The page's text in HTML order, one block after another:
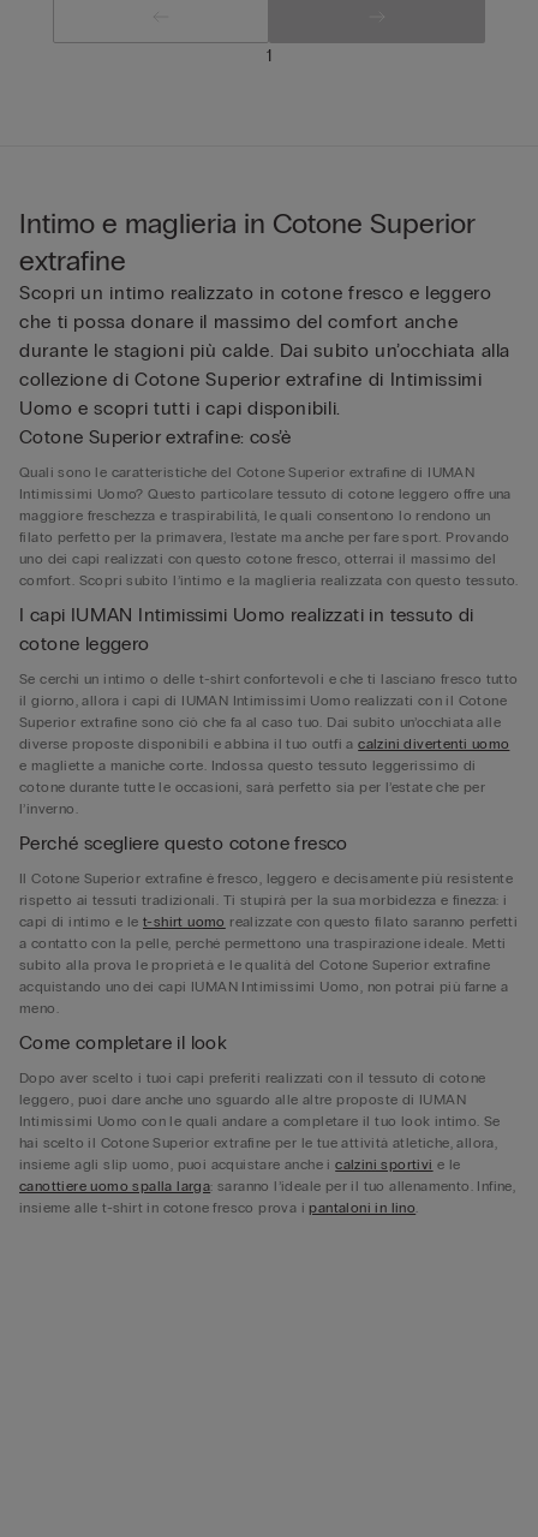
1
Intimo e maglieria in Cotone Superior
extrafine
Scopri un intimo realizzato in cotone fresco e leggero
che ti possa donare il massimo del comfort anche
durante le stagioni più calde. Dai subito un’occhiata alla
collezione di Cotone Superior extrafine di Intimissimi
Uomo e scopri tutti i capi disponibili.
Cotone Superior extrafine: cos’è
Quali sono le caratteristiche del Cotone Superior extrafine di IUMAN
Intimissimi Uomo? Questo particolare tessuto di cotone leggero offre una
maggiore freschezza e traspirabilità, le quali consentono lo rendono un
filato perfetto per la primavera, l’estate ma anche per fare sport. Provando
uno dei capi realizzati con questo cotone fresco, otterrai il massimo del
comfort. Scopri subito l’intimo e la maglieria realizzata con questo tessuto.
I capi IUMAN Intimissimi Uomo realizzati in tessuto di
cotone leggero
Se cerchi un intimo o delle t-shirt confortevoli e che ti lasciano fresco tutto
il giorno, allora i capi di IUMAN Intimissimi Uomo realizzati con il Cotone
Superior extrafine sono ciò che fa al caso tuo. Dai subito un’occhiata alle
diverse proposte disponibili e abbina il tuo outfi acalzini divertenti uomo
e magliette a maniche corte. Indossa questo tessuto leggerissimo di
cotone durante tutte le occasioni, sarà perfetto sia per l’estate che per
l’inverno.
Perché scegliere questo cotone fresco
Il Cotone Superior extrafine è fresco, leggero e decisamente più resistente
rispetto ai tessuti tradizionali. Ti stupirà per la sua morbidezza e finezza: i
capi di intimo e let-shirt uomo realizzate con questo filato saranno perfetti
a contatto con la pelle, perché permettono una traspirazione ideale. Metti
subito alla prova le proprietà e le qualità del Cotone Superior extrafine
acquistando uno dei capi IUMAN Intimissimi Uomo, non potrai più farne a
meno.
Come completare il look
Dopo aver scelto i tuoi capi preferiti realizzati con il tessuto di cotone
leggero, puoi dare anche uno sguardo alle altre proposte di IUMAN
Intimissimi Uomo con le quali andare a completare il tuo look intimo. Se
hai scelto il Cotone Superior extrafine per le tue attività atletiche, allora,
insieme agli slip uomo, puoi acquistare anche icalzini sportivi e le
canottiere uomo spalla larga: saranno l’ideale per il tuo allenamento. Infine,
insieme alle t-shirt in cotone fresco prova ipantaloni in lino